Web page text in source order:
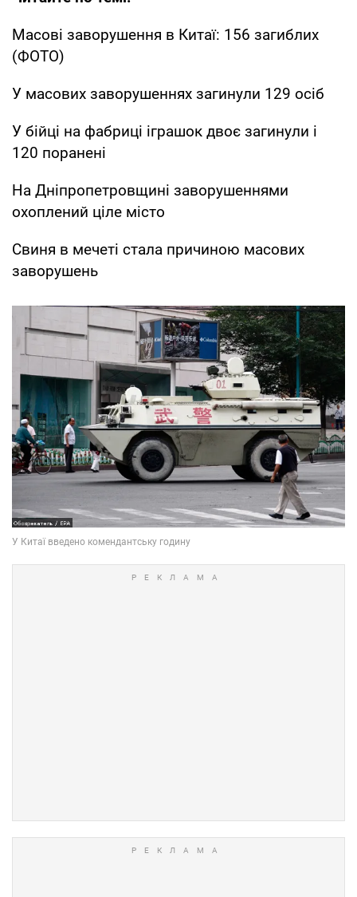
Масові заворушення в Китаї: 156 загиблих
(ФОТО)
У масових заворушеннях загинули 129 осіб
У бійці на фабриці іграшок двоє загинули і
120 поранені
На Дніпропетровщині заворушеннями
охоплений ціле місто
Свиня в мечеті стала причиною масових
заворушень